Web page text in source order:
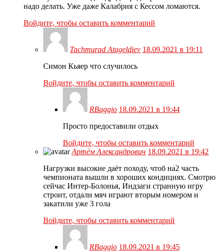
надо делать. Уже даже Калабрия с Кессом ломаются.
Войдите, чтобы оставить комментарий
Tachmurad Atageldiev 18.09.2021 в 19:11
Симон Кьяер что случилось
Войдите, чтобы оставить комментарий
RBaggio 18.09.2021 в 19:44
Просто предоставили отдых
Войдите, чтобы оставить комментарий
Артём Александрович 18.09.2021 в 19:42
Нагрузки высокие даёт походу, чтоб на2 часть
чемпионата вышли в хороших кондициях. Смотрю
сейчас Интер-Болонья, Индзаги странную игру
строит, отдали мяч играют вторым номером и
закатили уже 3 гола
Войдите, чтобы оставить комментарий
RBaggio 18.09.2021 в 19:45